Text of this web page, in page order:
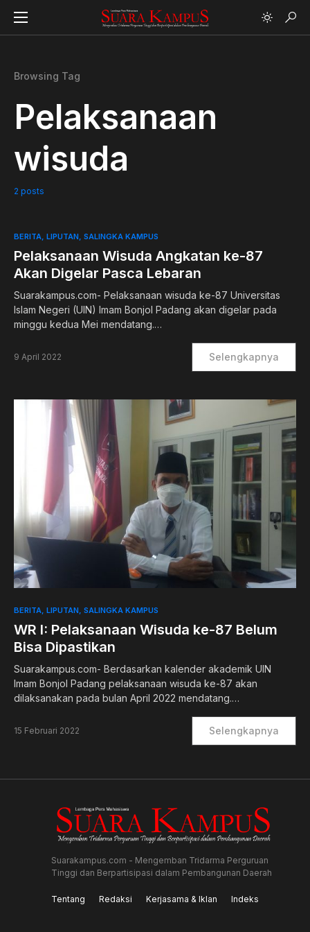
Browsing Tag
Pelaksanaan
wisuda
2 posts
BERITA LIPUTAN SALINGKA KAMPUS
Pelaksanaan Wisuda Angkatan ke-87
Akan Digelar Pasca Lebaran
Suarakampus.com- Pelaksanaan wisuda ke-87 Universitas
Islam Negeri (UIN) Imam Bonjol Padang akan digelar pada
minggu kedua Mei mendatang.…
9 April 2022 Selengkapnya
BERITA LIPUTAN SALINGKA KAMPUS
WR I: Pelaksanaan Wisuda ke-87 Belum
Bisa Dipastikan
Suarakampus.com- Berdasarkan kalender akademik UIN
Imam Bonjol Padang pelaksanaan wisuda ke-87 akan
dilaksanakan pada bulan April 2022 mendatang.…
15 Februari 2022 Selengkapnya
Suarakampus.com - Mengemban Tridarma Perguruan
Tinggi dan Berpartisipasi dalam Pembangunan Daerah
Tentang Redaksi Kerjasama & Iklan Indeks